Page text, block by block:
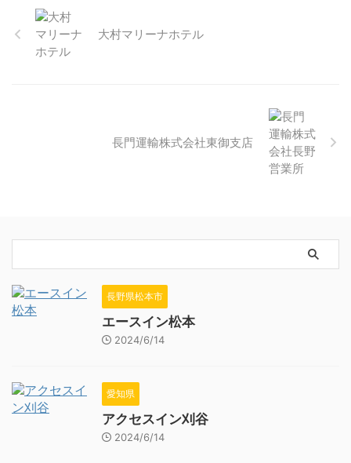
大村マリーナホテル
長門運輸株式会社東御支店
長野県松本市
エースイン松本
2024/6/14
愛知県
アクセスイン刈谷
2024/6/14